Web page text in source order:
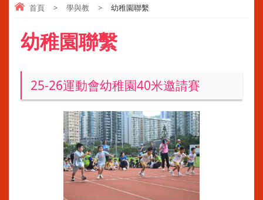
首頁 > 學與教 > 幼稚園聯繫
幼稚園聯繫
25-26運動會幼稚園40米邀請賽